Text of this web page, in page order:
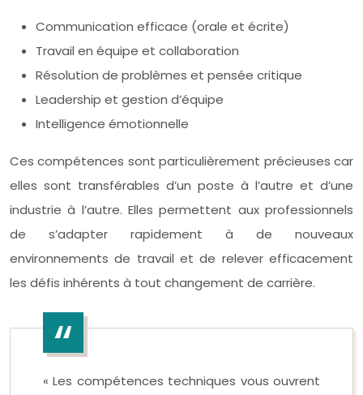
Communication efficace (orale et écrite)
Travail en équipe et collaboration
Résolution de problèmes et pensée critique
Leadership et gestion d’équipe
Intelligence émotionnelle
Ces compétences sont particulièrement précieuses car
elles sont transférables d’un poste à l’autre et d’une
industrie à l’autre. Elles permettent aux professionnels
de s’adapter rapidement à de nouveaux
environnements de travail et de relever efficacement
les défis inhérents à tout changement de carrière.
« Les compétences techniques vous ouvrent